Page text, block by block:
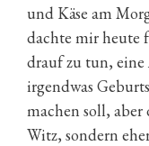
und Käse am
dachte mir heute
drauf zu tun,
irgendwas
machen soll, aber
Witz, sondern